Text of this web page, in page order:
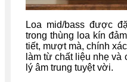
Loa mid/bass được
trong thùng loa kín
tiết, mượt mà, chính
làm từ chất liệu nhẹ
lý âm trung tuyệt vời.